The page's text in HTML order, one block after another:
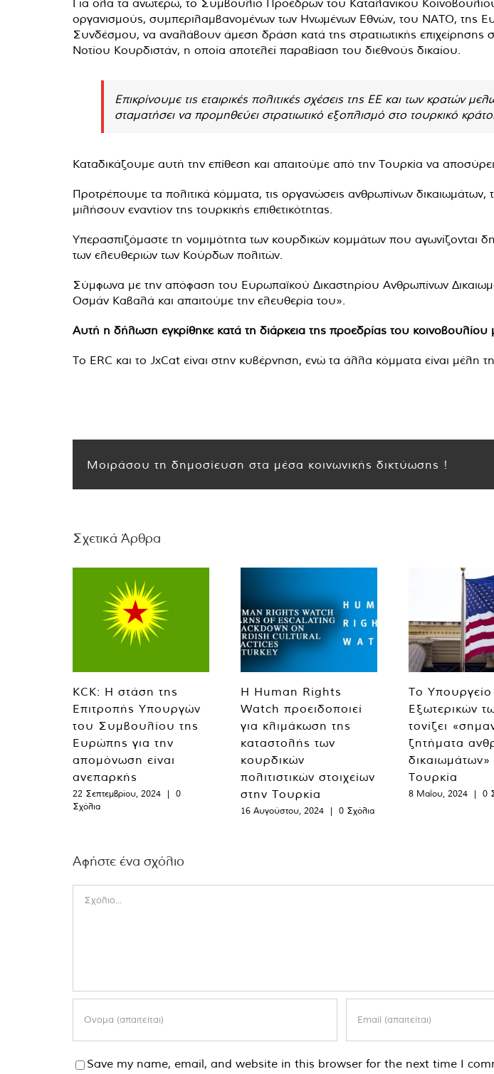
οργανισμούς, συμπεριλαμβανομένων των Ηνωμένων Εθνών, του ΝΑΤΟ, της
Συνδέσμου, να αναλάβουν άμεση δράση κατά της στρατιωτικής
Νοτίου Κουρδιστάν, η οποία αποτελεί παραβίαση του διεθνούς δικαίου.
Επικρίνουμε τις εταιρικές πολιτικές σχέσεις της ΕΕ και των κρατών
σταματήσει να προμηθεύει στρατιωτικό εξοπλισμό στο τουρκικό
Καταδικάζουμε αυτή την επίθεση και απαιτούμε από την Τουρκία να
Προτρέπουμε τα πολιτικά κόμματα, τις οργανώσεις ανθρωπίνων δικαιωμάτων,
μιλήσουν εναντίον της τουρκικής επιθετικότητας.
Υπερασπιζόμαστε τη νομιμότητα των κουρδικών κομμάτων που αγωνίζονται
των ελευθεριών των Κούρδων πολιτών.
Σύμφωνα με την απόφαση του Ευρωπαϊκού Δικαστηρίου Ανθρωπίνων
Οσμάν Καβαλά και απαιτούμε την ελευθερία του».
Αυτή η δήλωση εγκρίθηκε κατά τη διάρκεια της προεδρίας του
Το ERC και το JxCat είναι στην κυβέρνηση, ενώ τα άλλα κόμματα είναι μέλη
Μοιράσου τη δημοσίευση στα μέσα κοινωνικής δικτύωσης !
Σχετικά Άρθρα
KCK: Η στάση της
Επιτροπής Υπουργών
του Συμβουλίου της
Ευρώπης για την
απομόνωση είναι
ανεπαρκής
22 Σεπτεμβρίου, 2024 |
0
Σχόλια
Η Human Rights
Watch προειδοποιεί
για κλιμάκωση της
καταστολής των
κουρδικών
πολιτιστικών στοιχείων
στην Τουρκία
16 Αυγούστου, 2024 | 0 Σχόλια
Το Υπουργείο
Εξωτερικών
τονίζει
ζητήματα
δικαιωμάτων»
Τουρκία
8 Μαΐου, 2024 | 0
Αφήστε ένα σχόλιο
Save my name, email, and website in this browser for the next time I